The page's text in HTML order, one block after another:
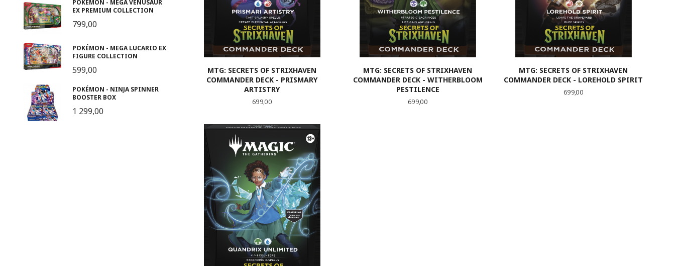
MTG: SECRETS OF STRIXHAVEN
COMMANDER DECK - PRISMARY
ARTISTRY
Pris
699,00
KJØP
MTG: SECRETS OF STRIXHAVEN
COMMANDER DECK - WITHERBLOOM
PESTILENCE
Pris
699,00
MTG: SECRETS OF STRIXHAVEN
COMMANDER DECK - LOREHOLD SPIRIT
Pris
699,00
POKÉMON - MEGA VENUSAUR
EX PREMIUM COLLECTION
799,00
POKÉMON - MEGA LUCARIO EX
FIGURE COLLECTION
599,00
POKÉMON - NINJA SPINNER
BOOSTER BOX
1 299,00